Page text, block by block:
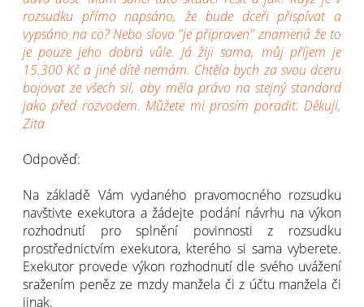
rozsudku přímo napsáno, že bude dceři přispívat a
vypsáno na co? Nebo slovo "je připraven" znamená že to
je pouze jeho dobrá vůle. Já žiji sama, můj příjem je
15.300 Kč a jiné dítě nemám. Chtěla bych za svou dceru
bojovat ze všech sil, aby měla právo na stejný standard
jako před rozvodem. Můžete mi prosím poradit. Děkuji,
Zita
Odpověď:
Na základě Vám vydaného pravomocného rozsudku
navštivte exekutora a žádejte podání návrhu na výkon
rozhodnutí pro splnění povinnosti z rozsudku
prostřednictvím exekutora, kterého si sama vyberete.
Exekutor provede výkon rozhodnutí dle svého uvážení
sražením peněz ze mzdy manžela či z účtu manžela či
jinak.